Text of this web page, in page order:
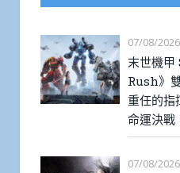
07/08/2026
末世機
Rush》
重任的指
命運決戰
07/08/2026